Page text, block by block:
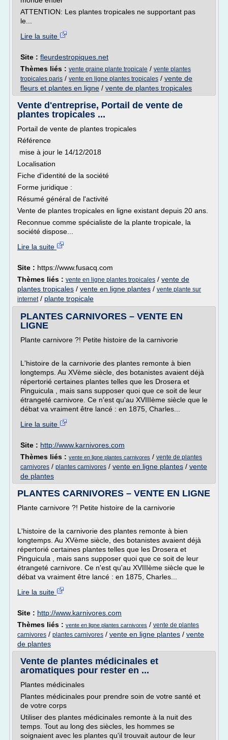
ATTENTION: Les plantes tropicales ne supportant pas
le...
Lire la suite
Site : fleurdestropiques.net
Thèmes liés : vente graine plante tropicale / vente plantes
tropicales paris / vente en ligne plantes tropicales / vente de
fleurs et plantes en ligne / vente de plantes tropicales
Vente d'entreprise, Portail de vente de
plantes tropicales ...
Portail de vente de plantes tropicales
Référence
mise à jour le 14/12/2018
Localisation
Fiche d'identité de la société
Forme juridique :
Résumé général de l'activité
Vente de plantes tropicales en ligne existant depuis 20 ans.
Reconnue comme spécialiste de la plante tropicale, la
société dispose...
Lire la suite
Site : https://www.fusacq.com
Thèmes liés : vente en ligne plantes tropicales / vente de
plantes tropicales / vente en ligne plantes / vente plante sur
internet/ plante tropicale
PLANTES CARNIVORES – VENTE EN
LIGNE
Plante carnivore ?! Petite histoire de la carnivorie
L'histoire de la carnivorie des plantes remonte à bien
longtemps. Au XVème siècle, des botanistes avaient déjà
répertorié certaines plantes telles que les Drosera et
Pinguicula , mais sans supposer quoi que ce soit de leur
étrangeté carnivore. Ce n'est qu'au XVIIIème siècle que le
débat va vraiment être lancé : en 1875, Charles...
Lire la suite
Site : http://www.karnivores.com
Thèmes liés : vente en ligne plantes carnivores / vente de plantes
carnivores / plantes carnivores / vente en ligne plantes / vente
de plantes
PLANTES CARNIVORES – VENTE EN LIGNE
Plante carnivore ?! Petite histoire de la carnivorie
L'histoire de la carnivorie des plantes remonte à bien
longtemps. Au XVème siècle, des botanistes avaient déjà
répertorié certaines plantes telles que les Drosera et
Pinguicula , mais sans supposer quoi que ce soit de leur
étrangeté carnivore. Ce n'est qu'au XVIIIème siècle que le
débat va vraiment être lancé : en 1875, Charles...
Lire la suite
Site : http://www.karnivores.com
Thèmes liés : vente en ligne plantes carnivores / vente de plantes
carnivores / plantes carnivores / vente en ligne plantes / vente
de plantes
Vente de plantes médicinales et
aromatiques pour rester en ...
Plantes médicinales
Plantes médicinales pour prendre soin de votre santé et
de votre corps
Utiliser des plantes médicinales remonte à la nuit des
temps. Tout au long des siècles, les hommes se
soignaient avec les plantes qu'il trouvait autour de leur